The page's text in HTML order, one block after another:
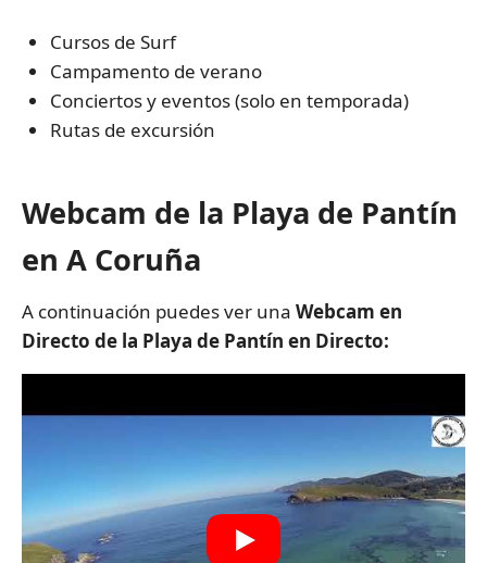
Cursos de Surf
Campamento de verano
Conciertos y eventos (solo en temporada)
Rutas de excursión
Webcam de la Playa de Pantín
en A Coruña
A continuación puedes ver una Webcam en
Directo de la Playa de Pantín en Directo: